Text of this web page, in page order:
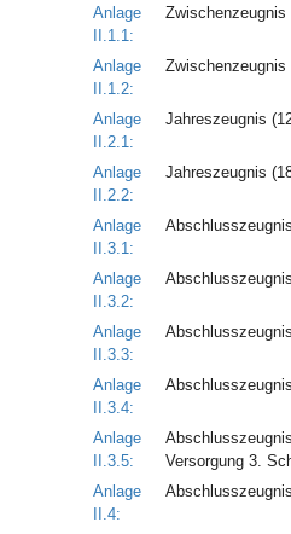
Anlage
II.1.1:
Zwischenzeugnis
Anlage
II.1.2:
Zwischenzeugnis
Anlage
II.2.1:
Jahreszeugnis
Anlage
II.2.2:
Jahreszeugnis
Anlage
II.3.1:
Anlage
II.3.2:
Anlage
II.3.3:
Anlage
II.3.4:
Anlage
II.3.5:
Versorgung 3.
Anlage
II.4: